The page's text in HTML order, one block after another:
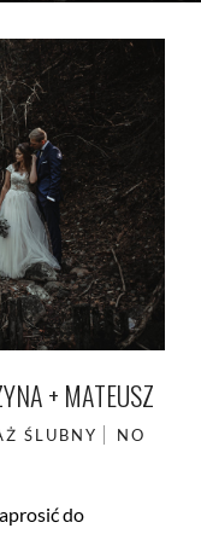
+ MATEUSZ
ŚLUBNY
NO
do